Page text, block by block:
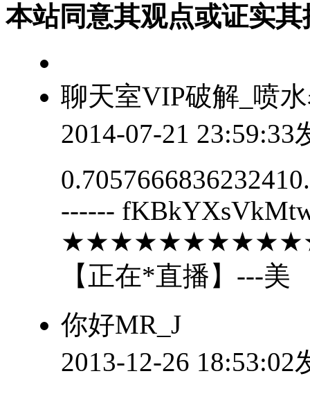
本站同意其观点或证实其
聊天室VIP破解_喷
2014-07-21 23:59:33
------
【正在*直播】---美
你好MR_J
2013-12-26 18:53:02